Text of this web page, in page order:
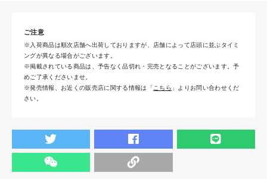
ご注意
※入荷商品は順次店舗へ出荷しておりますが、店舗によって店頭に並ぶタイミ
ングが異なる場合がございます。
※掲載されている商品は、予告なく品切れ・完売となることがございます。予
めご了承くださいませ。
※発売情報、お近くの販売店に関する情報は「 こちら 」よりお問い合わせくだ
さい。